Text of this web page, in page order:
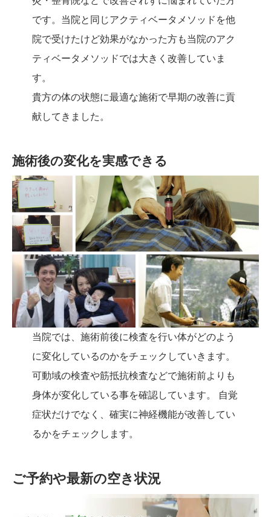
です。当院と同じアクティベータメソッドを他
院で受けたけど効果がなかった方も当院のアク
ティベータメソッドでは大きく改善していま
す。
貴方の体の状態に最適な施術で早期の改善に貢
献してきました。
施術後の変化を実感できる
当院では、施術前後に検査を行い体がどのよう
に変化しているのかをチェックしていきます。
可動域の検査や筋抵抗検査などで施術前よりも
身体が変化している事を確認しています。 自覚
症状だけでなく、確実に神経機能が改善してい
るかをチェックします。
ご予約や最新の空き状況